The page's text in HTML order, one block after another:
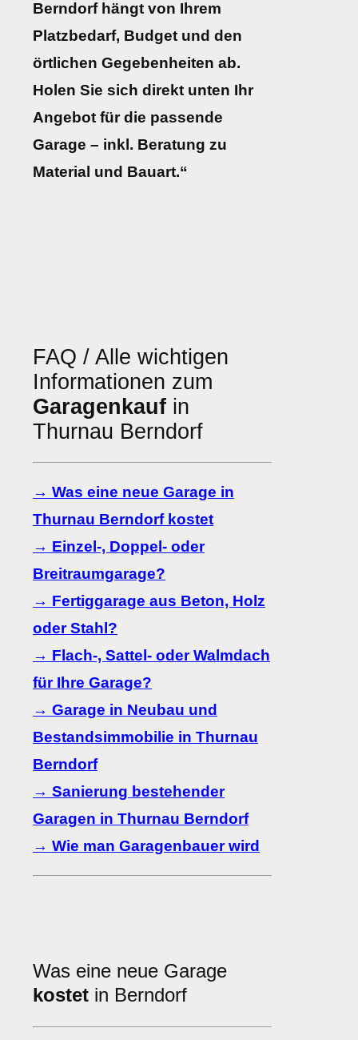
Berndorf hängt von Ihrem
Platzbedarf, Budget und den
örtlichen Gegebenheiten ab.
Holen Sie sich direkt unten Ihr
Angebot für die passende
Garage – inkl. Beratung zu
Material und Bauart.“
FAQ / Alle wichtigen
Informationen zum
Garagenkauf in
Thurnau Berndorf
→ Was eine neue Garage in
Thurnau Berndorf kostet
→ Einzel-, Doppel- oder
Breitraumgarage?
→ Fertiggarage aus Beton, Holz
oder Stahl?
→ Flach-, Sattel- oder Walmdach
für Ihre Garage?
→ Garage in Neubau und
Bestandsimmobilie in Thurnau
Berndorf
→ Sanierung bestehender
Garagen in Thurnau Berndorf
→ Wie man Garagenbauer wird
Was eine neue Garage
kostet in Berndorf